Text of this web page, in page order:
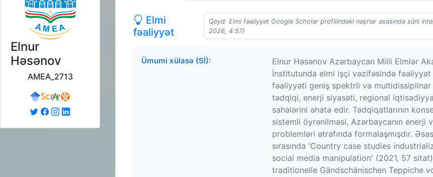
Elnur
Həsənov
AMEA_2713
Elmi
fəaliyyət
Qeyd: Elmi fəaliyyət Google Scholar profilindəki nəşrlər əsasında süni
2026, 4:57)
Ümumi xülasə (Sİ):
Elnur Həsənov Azərbaycan Milli Elmlər
İnstitutunda elmi işçi vəzifəsində
fəaliyyəti geniş spektrli və
tədqiqi, enerji siyasəti, regional
sahələrini əhatə edir. Tədqiqatlarının
sistemli öyrənilməsi, Azərbaycanın
problemləri ətrafında formalaşmışdır.
sırasında 'Country case studies
social media manipulation' (2021, 57
traditionelle Gändschänischen Teppiche